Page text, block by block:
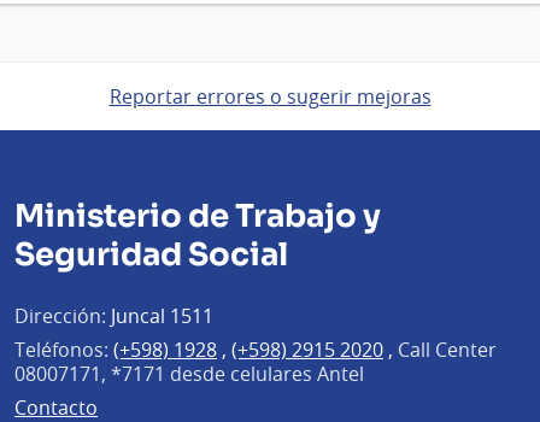
Reportar errores o sugerir mejoras
Ministerio de Trabajo y
Seguridad Social
Dirección: Juncal 1511
Teléfonos: (+598) 1928 , (+598) 2915 2020 , Call Center
08007171, *7171 desde celulares Antel
Contacto